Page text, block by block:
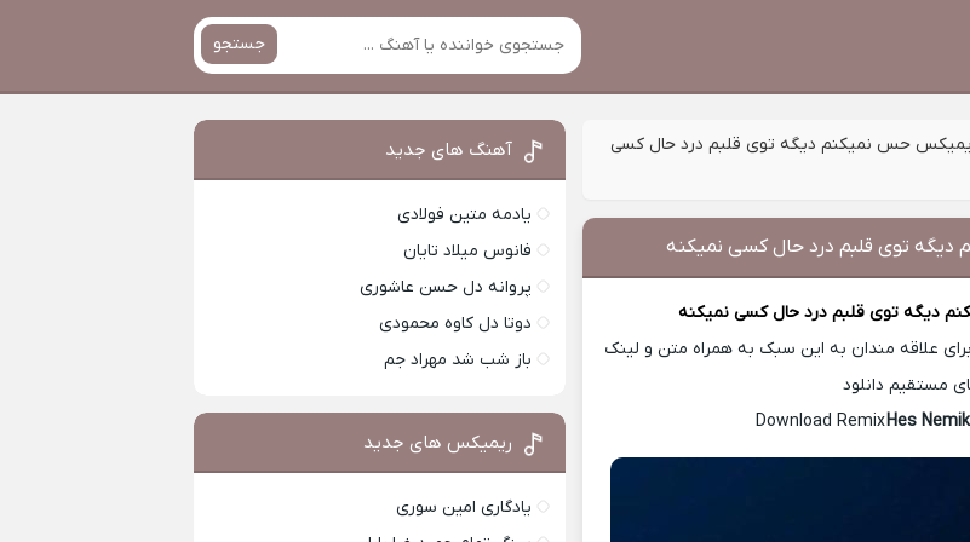
جستجو
ریمیکس حس نمیکنم دیگه توی قلبم درد حال کسی
دیگه توی قلبم درد حال کسی نمیکنه
دیگه توی قلبم درد حال کسی نمیکنه
علاقه مندان به این سبک به همراه متن و لینک
مستقیم دانلود
Hes
آهنگ های جدید
یادمه متین فولادی
فانوس میلاد تایان
پروانه دل حسن عاشوری
دوتا دل کاوه محمودی
باز شب شد مهراد جم
ریمیکس های جدید
یادگاری امین سوری